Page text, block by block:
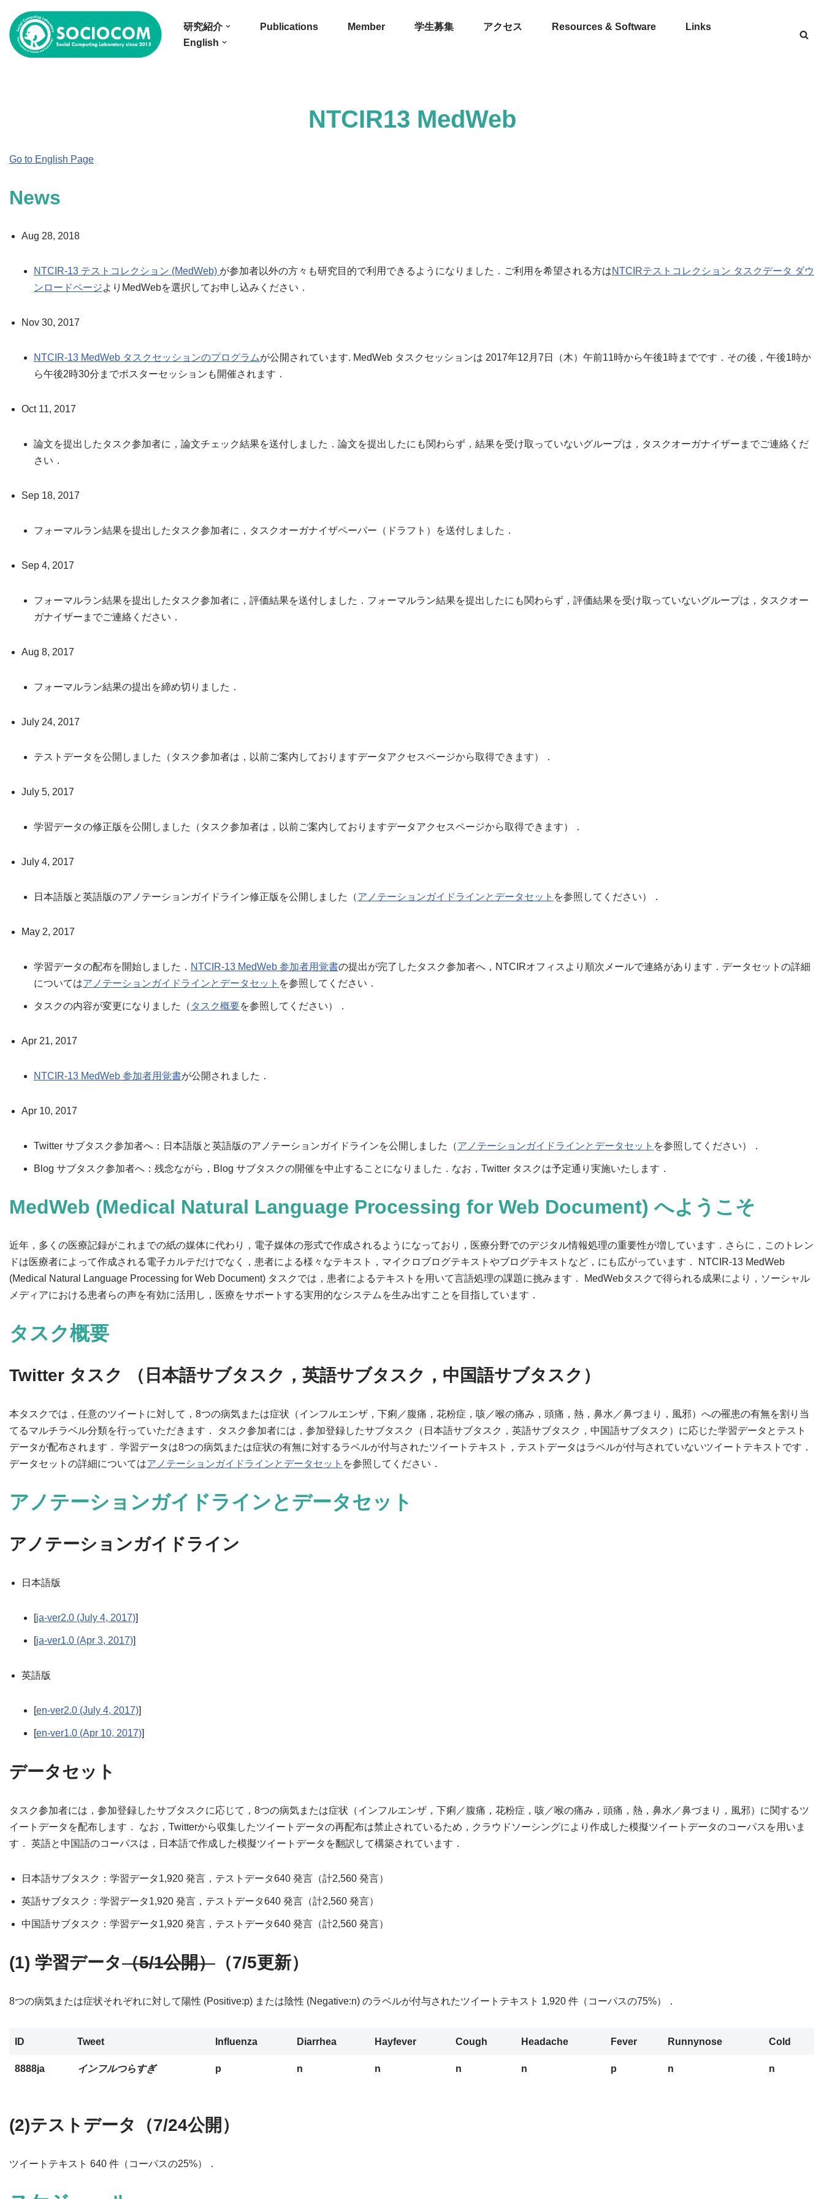
コ
ン
ッ
研究紹介 Publications Member 学生募集 アクセス Resources & Software
Links
English
NTCIR13 MedWeb
Go to English Page
News
Aug 28, 2018
NTCIR-13 テストコレクション (MedWeb) が参加者以外の方々も研究目的で利用できるようになりました．ご利用を希望される方はNTCIRテストコレクション タスクデータ ダウ
ンロードページよりMedWebを選択してお申し込みください．
Nov 30, 2017
NTCIR-13 MedWeb タスクセッションのプログラムが公開されています. MedWeb タスクセッションは 2017年12月7日（木）午前11時から午後1時までです．その後，午後1時か
ら午後2時30分までポスターセッションも開催されます．
Oct 11, 2017
論文を提出したタスク参加者に，論文チェック結果を送付しました．論文を提出したにも関わらず，結果を受け取っていないグループは，タスクオーガナイザーまでご連絡くだ
さい．
Sep 18, 2017
フォーマルラン結果を提出したタスク参加者に，タスクオーガナイザペーパー（ドラフト）を送付しました．
Sep 4, 2017
フォーマルラン結果を提出したタスク参加者に，評価結果を送付しました．フォーマルラン結果を提出したにも関わらず，評価結果を受け取っていないグループは，タスクオー
ガナイザーまでご連絡ください．
Aug 8, 2017
フォーマルラン結果の提出を締め切りました．
July 24, 2017
テストデータを公開しました（タスク参加者は，以前ご案内しておりますデータアクセスページから取得できます）．
July 5, 2017
学習データの修正版を公開しました（タスク参加者は，以前ご案内しておりますデータアクセスページから取得できます）．
July 4, 2017
日本語版と英語版のアノテーションガイドライン修正版を公開しました（アノテーションガイドラインとデータセット を参照してください）．
May 2, 2017
学習データの配布を開始しました． NTCIR-13 MedWeb 参加者用覚書の提出が完了したタスク参加者へ，NTCIRオフィスより順次メールで連絡があります．データセットの詳細
についてはアノテーションガイドラインとデータセット を参照してください．
タスクの内容が変更になりました（ タスク概要を参照してください）．
Apr 21, 2017
NTCIR-13 MedWeb 参加者用覚書が公開されました．
Apr 10, 2017
Twitter サブタスク参加者へ：日本語版と英語版のアノテーションガイドラインを公開しました（アノテーションガイドラインとデータセット を参照してください）．
Blog サブタスク参加者へ：残念ながら，Blog サブタスクの開催を中止することになりました．なお，Twitter タスクは予定通り実施いたします．
MedWeb (Medical Natural Language Processing for Web Document) へようこそ
近年，多くの医療記録がこれまでの紙の媒体に代わり，電子媒体の形式で作成されるようになっており，医療分野でのデジタル情報処理の重要性が増しています．さらに，このトレン
ドは医療者によって作成される電子カルテだけでなく，患者による様々なテキスト，マイクロブログテキストやブログテキストなど，にも広がっています． NTCIR-13 MedWeb
(Medical Natural Language Processing for Web Document) タスクでは，患者によるテキストを用いて言語処理の課題に挑みます． MedWebタスクで得られる成果により，ソーシャル
メディアにおける患者らの声を有効に活用し，医療をサポートする実用的なシステムを生み出すことを目指しています．
タスク概要
Twitter タスク （日本語サブタスク，英語サブタスク，中国語サブタスク）
本タスクでは，任意のツイートに対して，8つの病気または症状（インフルエンザ，下痢／腹痛，花粉症，咳／喉の痛み，頭痛，熱，鼻水／鼻づまり，風邪）への罹患の有無を割り当
てるマルチラベル分類を行っていただきます． タスク参加者には，参加登録したサブタスク（日本語サブタスク，英語サブタスク，中国語サブタスク）に応じた学習データとテスト
データが配布されます． 学習データは8つの病気または症状の有無に対するラベルが付与されたツイートテキスト，テストデータはラベルが付与されていないツイートテキストです．
データセットの詳細についてはアノテーションガイドラインとデータセット を参照してください．
アノテーションガイドラインとデータセット
アノテーションガイドライン
日本語版
[ja-ver2.0 (July 4, 2017)]
[ja-ver1.0 (Apr 3, 2017)]
英語版
[en-ver2.0 (July 4, 2017)]
[en-ver1.0 (Apr 10, 2017)]
データセット
タスク参加者には，参加登録したサブタスクに応じて，8つの病気または症状（インフルエンザ，下痢／腹痛，花粉症，咳／喉の痛み，頭痛，熱，鼻水／鼻づまり，風邪）に関するツ
イートデータを配布します． なお，Twitterから収集したツイートデータの再配布は禁止されているため，クラウドソーシングにより作成した模擬ツイートデータのコーパスを用いま
す． 英語と中国語のコーパスは，日本語で作成した模擬ツイートデータを翻訳して構築されています．
日本語サブタスク：学習データ1,920 発言，テストデータ640 発言（計2,560 発言）
英語サブタスク：学習データ1,920 発言，テストデータ640 発言（計2,560 発言）
中国語サブタスク：学習データ1,920 発言，テストデータ640 発言（計2,560 発言）
(1) 学習データ（5/1公開） （7/5更新）
8つの病気または症状それぞれに対して陽性 (Positive:p) または陰性 (Negative:n) のラベルが付与されたツイートテキスト 1,920 件（コーパスの75%）．
ID Tweet Influenza Diarrhea Hayfever Cough Headache Fever Runnynose Cold
8888ja インフルつらすぎ p n n n n p n n
(2)テストデータ（7/24公開）
ツイートテキスト 640 件（コーパスの25%）．